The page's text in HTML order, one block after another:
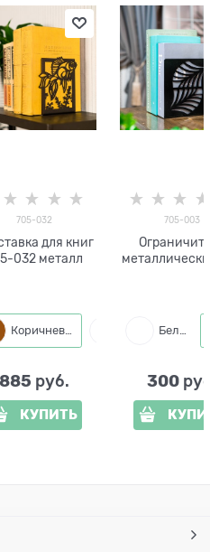
705-032
для книг
032 металл
Коричневый
885 руб.
КУПИТЬ
705-003
Белый
300